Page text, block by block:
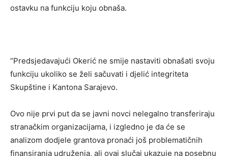
ostavku na funkciju koju obnaša.
“Predsjedavajući Okerić ne smije nastaviti obnašati svoju
funkciju ukoliko se želi sačuvati i djelić integriteta
Skupštine i Kantona Sarajevo.
Ovo nije prvi put da se javni novci nelegalno transferiraju
stranačkim organizacijama, i izgledno je da će se
analizom dodjele grantova pronaći još problematičnih
finansiranja udruženja, ali ovaj slučaj ukazuje na posebnu